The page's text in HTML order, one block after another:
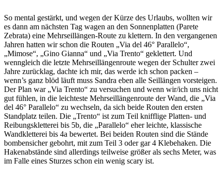
So mental gestärkt, und wegen der Kürze des Urlaubs, wollten wir
es dann am nächsten Tag wagen an den Sonnenplatten (Parete
Zebrata) eine Mehrseillängen-Route zu klettern. In den vergangenen
Jahren hatten wir schon die Routen „Via del 46° Parallelo“,
„Mimose“, „Gino Gianna“ und „Via Trento“ geklettert. Und
wenngleich die letzte Mehrseillängenroute wegen der Schulter zwei
Jahre zurücklag, dachte ich mir, das werde ich schon packen –
wenn’s ganz blöd läuft muss Sandra eben alle Seillängen vorsteigen.
Der Plan war „Via Trento“ zu versuchen und wenn wir/ich uns nicht
gut fühlen, in die leichteste Mehrseillängenroute der Wand, die „Via
del 46° Parallelo“ zu wechseln, da sich beide Routen den ersten
Standplatz teilen. Die „Trento“ ist zum Teil knifflige Platten- und
Reibungskletterei bis 5b, die „Parallelo“ eher leichte, klassische
Wandkletterei bis 4a bewertet. Bei beiden Routen sind die Stände
bombensicher gebohrt, mit zum Teil 3 oder gar 4 Klebehaken. Die
Hakenabstände sind allerdings teilweise größer als sechs Meter, was
im Falle eines Sturzes schon ein wenig scary ist.